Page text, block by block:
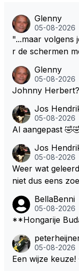
Glenny
05-08-2026
"...maar volgens
r de schermen
Glenny
05-08-2026
Jos
05-08-2026
Al aangepast
Jos
05-08-2026
Weer wat
niet dus eens
BellaBenni
05-08-2026
**Hongarije
05-08-2026
Een wijze keuze!